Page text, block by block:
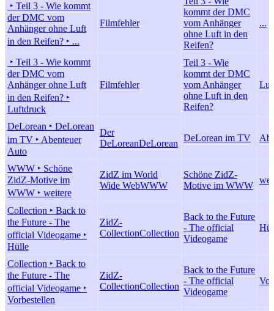
‣ Teil 3 - Wie kommt
der DMC vom
Anhänger ohne Luft
in den Reifen? ‣ ...
Filmfehler
kommt der DMC
vom Anhänger
ohne Luft in den
Reifen?
...
‣ Teil 3 - Wie kommt
der DMC vom
Anhänger ohne Luft
in den Reifen? ‣
Luftdruck
Filmfehler
Teil 3 - Wie
kommt der DMC
vom Anhänger
ohne Luft in den
Reifen?
DeLorean ‣ DeLorean
im TV ‣ Abenteuer
Auto
Der
DeLoreanDeLorean
DeLorean im TV
WWW ‣ Schöne
ZidZ-Motive im
WWW ‣ weitere
ZidZ im World
Wide WebWWW
Schöne ZidZ-
Motive im WWW
Collection ‣ Back to
the Future - The
official Videogame ‣
Hülle
ZidZ-
CollectionCollection
Back to the Future
- The official
Videogame
Collection ‣ Back to
the Future - The
official Videogame ‣
Vorbestellen
ZidZ-
CollectionCollection
Back to the Future
- The official
Videogame